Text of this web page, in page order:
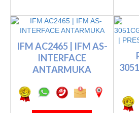
IFM AC2465 | IFM AS-
INTERFACE
ANTARMUKA